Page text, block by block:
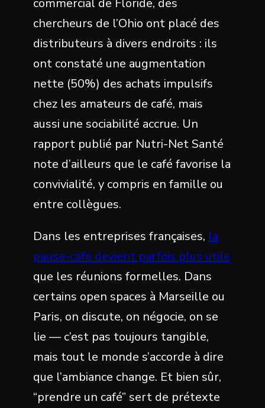
chercheurs de l’Ohio ont placé des
distributeurs à divers endroits : ils
ont constaté une augmentation
nette (50%) des achats impulsifs
chez les amateurs de café, mais
aussi une sociabilité accrue. Un
rapport publié par Nutri-Net Santé
note d’ailleurs que le café favorise la
convivialité, y compris en famille ou
entre collègues.
Dans les entreprises françaises, la
pause-café devient parfois plus utile
que les réunions formelles. Dans
certains open spaces à Marseille ou
Paris, on discute, on négocie, on se
lie — c’est pas toujours tangible,
mais tout le monde s’accorde à dire
que l’ambiance change. Et bien sûr,
“prendre un café” sert de prétexte